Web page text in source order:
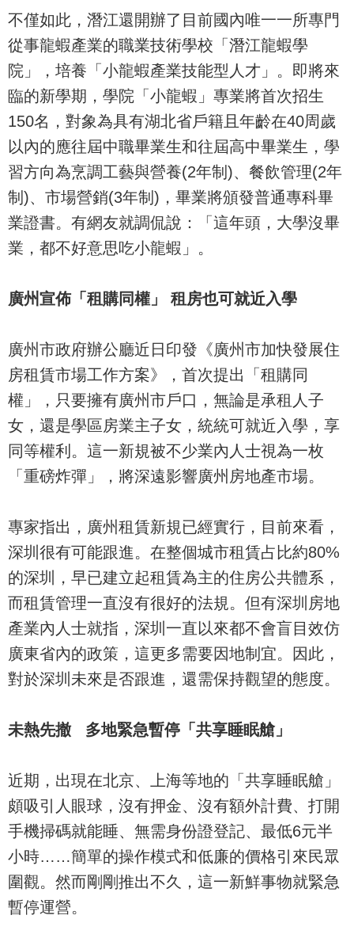
不僅如此，潛江還開辦了目前國內唯一一所專門
從事龍蝦產業的職業技術學校「潛江龍蝦學
院」，培養「小龍蝦產業技能型人才」。即將來
臨的新學期，學院「小龍蝦」專業將首次招生
150名，對象為具有湖北省戶籍且年齡在40周歲
以內的應往屆中職畢業生和往屆高中畢業生，學
習方向為烹調工藝與營養(2年制)、餐飲管理(2年
制)、市場營銷(3年制)，畢業將頒發普通專科畢
業證書。有網友就調侃說：「這年頭，大學沒畢
業，都不好意思吃小龍蝦」。
廣州宣佈「租購同權」 租房也可就近入學
廣州市政府辦公廳近日印發《廣州市加快發展住
房租賃市場工作方案》，首次提出「租購同
權」，只要擁有廣州市戶口，無論是承租人子
女，還是學區房業主子女，統統可就近入學，享
同等權利。這一新規被不少業內人士視為一枚
「重磅炸彈」，將深遠影響廣州房地產市場。
專家指出，廣州租賃新規已經實行，目前來看，
深圳很有可能跟進。在整個城市租賃占比約80%
的深圳，早已建立起租賃為主的住房公共體系，
而租賃管理一直沒有很好的法規。但有深圳房地
產業內人士就指，深圳一直以來都不會盲目效仿
廣東省內的政策，這更多需要因地制宜。因此，
對於深圳未來是否跟進，還需保持觀望的態度。
未熱先撤 多地緊急暫停「共享睡眠艙」
近期，出現在北京、上海等地的「共享睡眠艙」
頗吸引人眼球，沒有押金、沒有額外計費、打開
手機掃碼就能睡、無需身份證登記、最低6元半
小時……簡單的操作模式和低廉的價格引來民眾
圍觀。然而剛剛推出不久，這一新鮮事物就緊急
暫停運營。